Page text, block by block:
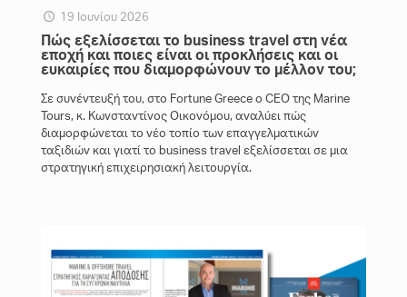
19 Ιουνίου 2026
Πώς εξελίσσεται το business travel στη νέα
εποχή και ποιες είναι οι προκλήσεις και οι
ευκαιρίες που διαμορφώνουν το μέλλον του;
Σε συνέντευξή του, στο Fortune Greece ο CEO της Marine
Tours, κ. Κωνσταντίνος Οικονόμου, αναλύει πώς
διαμορφώνεται το νέο τοπίο των επαγγελματικών
ταξιδιών και γιατί το business travel εξελίσσεται σε μια
στρατηγική επιχειρησιακή λειτουργία.